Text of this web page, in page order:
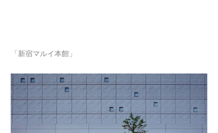
「新宿マルイ本館」